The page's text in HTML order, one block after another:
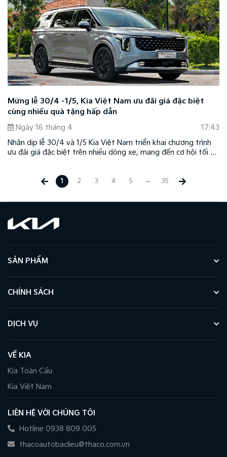
Mừng lễ 30/4 -1/5, Kia Việt Nam ưu đãi giá đặc biệt
cùng nhiều quà tặng hấp dẫn
Ngày 16 tháng 4
17:43
Nhân dịp lễ 30/4 và 1/5 Kia Việt Nam triển khai chương trình
ưu đãi giá đặc biệt trên nhiều dòng xe, mang đến cơ hội tối ưu
1 2 3 4 5 ... 35
SẢN PHẨM
CHÍNH SÁCH
DỊCH VỤ
VỀ KIA
Kia Toàn Cầu
Kia Việt Nam
LIÊN HỆ VỚI CHÚNG TÔI
Hotline 0938 809 005
thacoautobaclieu@thaco.com.vn